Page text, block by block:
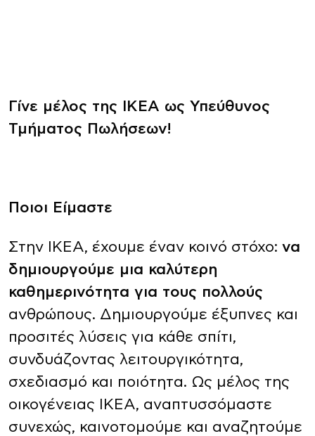
Γίνε μέλος της ΙΚΕΑ ως Υπεύθυνος
Τμήματος Πωλήσεων!
Ποιοι Είμαστε
Στην ΙΚΕΑ, έχουμε έναν κοινό στόχο: να
δημιουργούμε μια καλύτερη
καθημερινότητα για τους πολλούς
ανθρώπους. Δημιουργούμε έξυπνες και
προσιτές λύσεις για κάθε σπίτι,
συνδυάζοντας λειτουργικότητα,
σχεδιασμό και ποιότητα. Ως μέλος της
οικογένειας ΙΚΕΑ, αναπτυσσόμαστε
συνεχώς, καινοτομούμε και αναζητούμε